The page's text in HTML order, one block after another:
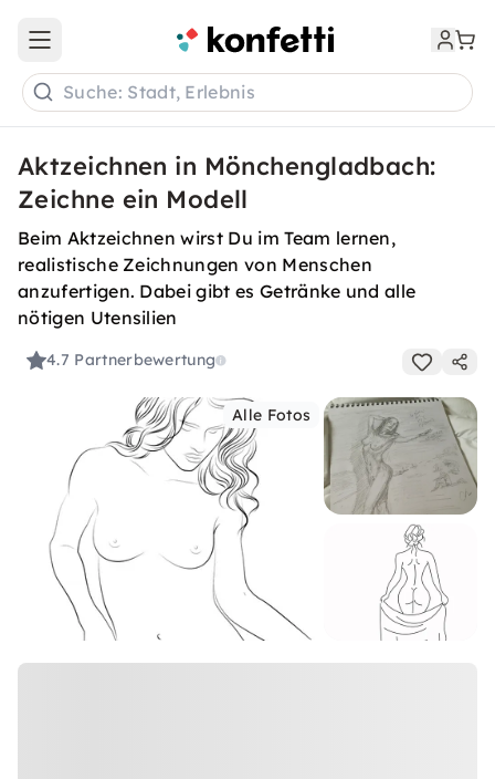
Open main menu
Suche: Stadt, Erlebnis
Aktzeichnen in Mönchengladbach:
Zeichne ein Modell
Beim Aktzeichnen wirst Du im Team lernen,
realistische Zeichnungen von Menschen
anzufertigen. Dabei gibt es Getränke und alle
nötigen Utensilien
4.7 Partnerbewertung
Alle Fotos